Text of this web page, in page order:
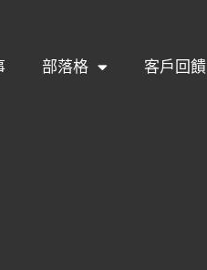
部落格 客戶回饋